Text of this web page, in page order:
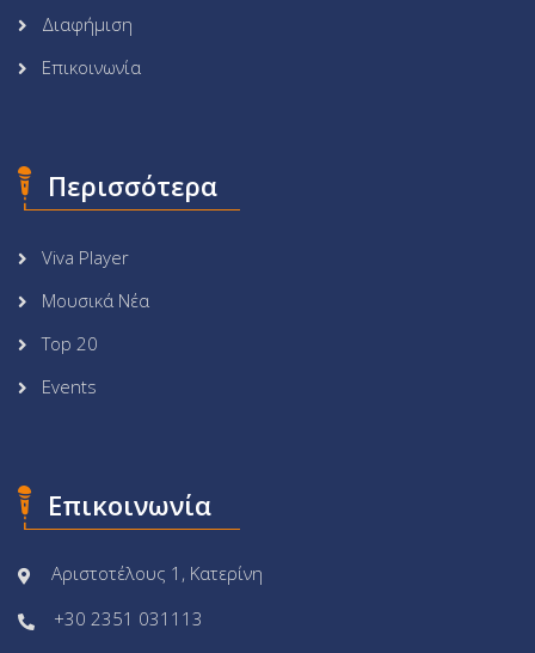
Διαφήμιση
Επικοινωνία
Περισσότερα
Viva Player
Μουσικά Νέα
Top 20
Events
Επικοινωνία
Αριστοτέλους 1, Κατερίνη
+30 2351 031113